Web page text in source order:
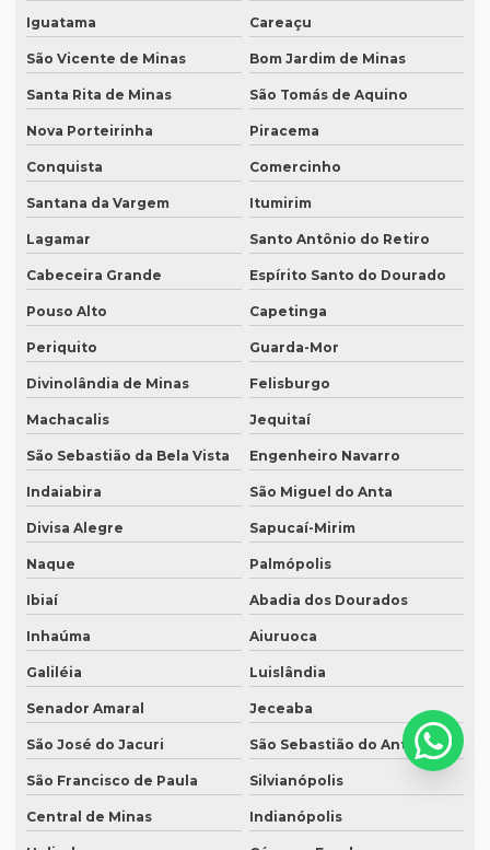
Serviço de degravação de audio
Serviço de degravação de áudio em texto
Serviço de degravação em espanhol
Serviço de intérprete inglês espanhol
Serviço de intérpretes de idiomas
Serviço de legendagem
Serviço de legendagem de vídeos
Serviço de revisão de artigos científicos
Serviço de revisão gramatical profissional
Serviço de revisão ortográfica
Serviço de revisão de teses e dissertações
Serviço de revisão de textos em alemão
Serviço de revisão de textos em árabe
Serviço de revisão de textos em coreano
Serviço de revisão de textos em japonês
Serviço de revisão de textos jurídicos
Serviço de revisão de textos em mandarim
Serviço de tradução
Serviço tradução alemão
Serviço de tradução de áudio
Iguatama Careaçu
São Vicente de Minas Bom Jardim de Minas
Santa Rita de Minas São Tomás de Aquino
Nova Porteirinha Piracema
Conquista Comercinho
Santana da Vargem Itumirim
Lagamar Santo Antônio do Retiro
Cabeceira Grande Espírito Santo do Dourado
Pouso Alto Capetinga
Periquito Guarda-Mor
Divinolândia de Minas Felisburgo
Machacalis Jequitaí
São Sebastião da Bela Vista Engenheiro Navarro
Indaiabira São Miguel do Anta
Divisa Alegre Sapucaí-Mirim
Naque Palmópolis
Ibiaí Abadia dos Dourados
Inhaúma Aiuruoca
Galiléia Luislândia
Senador Amaral Jeceaba
São José do Jacuri São Sebastião do Anta
São Francisco de Paula Silvianópolis
Central de Minas Indianópolis